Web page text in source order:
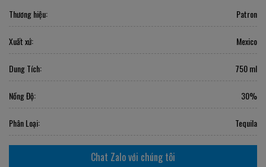
Thương hiệu: Patron
Xuất xứ: Mexico
Dung Tích: 750 ml
Nồng Độ: 30%
Phân Loại: Tequila
Chat Zalo với chúng tôi